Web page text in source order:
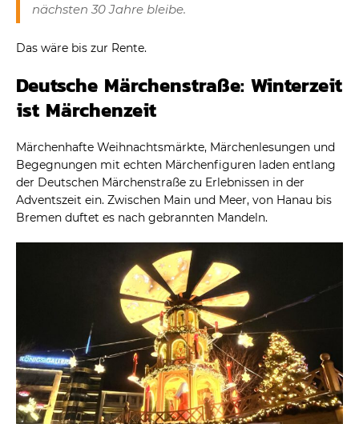
nächsten 30 Jahre bleibe.
Das wäre bis zur Rente.
Deutsche Märchenstraße: Winterzeit
ist Märchenzeit
Märchenhafte Weihnachtsmärkte, Märchenlesungen und
Begegnungen mit echten Märchenfiguren laden entlang
der Deutschen Märchenstraße zu Erlebnissen in der
Adventszeit ein. Zwischen Main und Meer, von Hanau bis
Bremen duftet es nach gebrannten Mandeln.